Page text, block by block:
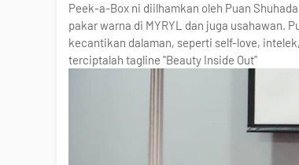
Peek-a-Box ni diilhamkan oleh Puan
pakar warna di MYRYL dan juga usahawan.
kecantikan dalaman, seperti self-love,
terciptalah tagline "Beauty Inside Out"